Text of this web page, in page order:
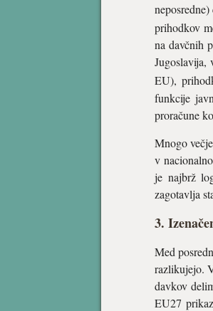
prihodkov
na davčnih
Jugoslavija,
EU),
funkcije
proračune
Mnogo
v
je najbrž
zagotavlja
3.
Med
razlikujejo.
davkov
EU27